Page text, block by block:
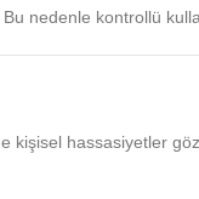
nedenle kontrollü
kişisel hassasiyetler